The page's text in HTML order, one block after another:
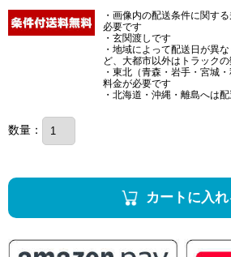
・画像内の配送条件に関す
必要です
・玄関渡しです
・地域によって配送日が異
ど、大都市以外はトラックの
・東北（青森・岩手・宮城
料金が必要です
・北海道・沖縄・離島へは
数量：
カートに入れ